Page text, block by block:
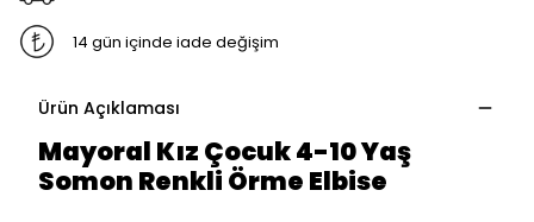
14 gün içinde iade değişim
Ürün Açıklaması
Mayoral Kız Çocuk 4-10 Yaş
Somon Renkli Örme Elbise